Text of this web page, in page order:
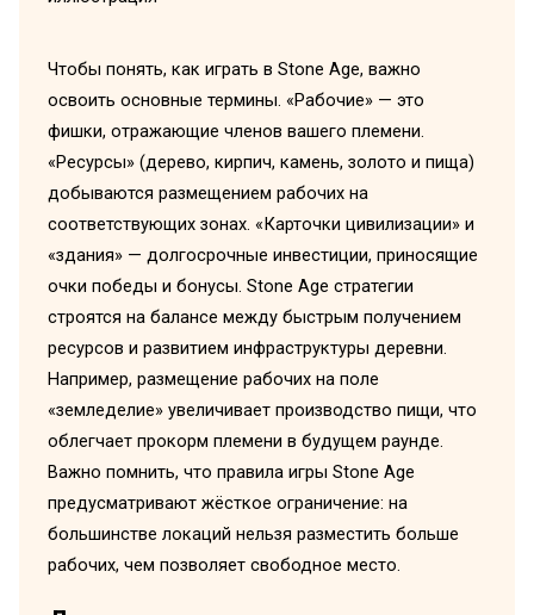
Чтобы понять, как играть в Stone Age, важно
освоить основные термины. «Рабочие» — это
фишки, отражающие членов вашего племени.
«Ресурсы» (дерево, кирпич, камень, золото и пища)
добываются размещением рабочих на
соответствующих зонах. «Карточки цивилизации» и
«здания» — долгосрочные инвестиции, приносящие
очки победы и бонусы. Stone Age стратегии
строятся на балансе между быстрым получением
ресурсов и развитием инфраструктуры деревни.
Например, размещение рабочих на поле
«земледелие» увеличивает производство пищи, что
облегчает прокорм племени в будущем раунде.
Важно помнить, что правила игры Stone Age
предусматривают жёсткое ограничение: на
большинстве локаций нельзя разместить больше
рабочих, чем позволяет свободное место.